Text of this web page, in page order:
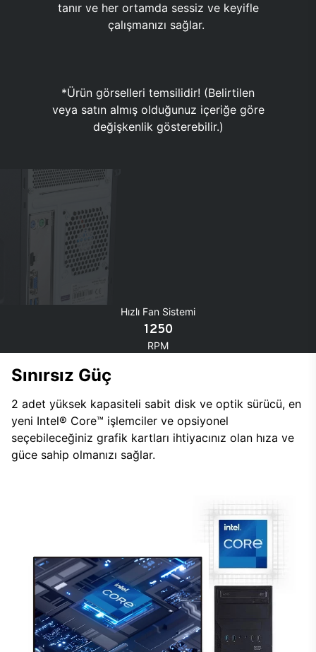
tanır ve her ortamda sessiz ve keyifle
çalışmanızı sağlar.
*Ürün görselleri temsilidir! (Belirtilen
veya satın almış olduğunuz içeriğe göre
değişkenlik gösterebilir.)
Hızlı Fan Sistemi
1250
RPM
Sınırsız Güç
2 adet yüksek kapasiteli sabit disk ve optik sürücü, en
yeni Intel® Core™ işlemciler ve opsiyonel
seçebileceğiniz grafik kartları ihtiyacınız olan hıza ve
güce sahip olmanızı sağlar.